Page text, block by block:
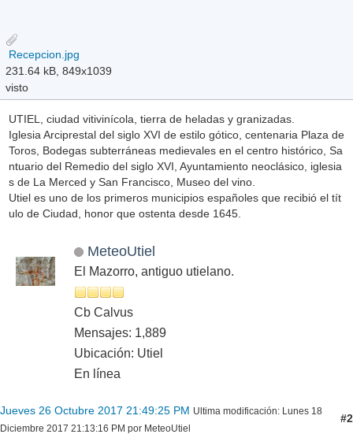
Recepcion.jpg
231.64 kB, 849x1039
visto
UTIEL, ciudad vitivinícola, tierra de heladas y granizadas.
Iglesia Arciprestal del siglo XVI de estilo gótico, centenaria Plaza de
Toros, Bodegas subterráneas medievales en el centro histórico, Sa
ntuario del Remedio del siglo XVI, Ayuntamiento neoclásico, iglesia
s de La Merced y San Francisco, Museo del vino.
Utiel es uno de los primeros municipios españoles que recibió el tít
ulo de Ciudad, honor que ostenta desde 1645.
MeteoUtiel
El Mazorro, antiguo utielano.
Cb Calvus
Mensajes: 1,889
Ubicación: Utiel
En línea
Jueves 26 Octubre 2017 21:49:25 PM Ultima modificación: Lunes 18
Diciembre 2017 21:13:16 PM por MeteoUtiel
#2